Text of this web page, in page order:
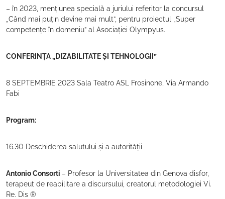
– în 2023, mențiunea specială a juriului referitor la concursul
„Când mai puțin devine mai mult”, pentru proiectul „Super
competențe în domeniu” al Asociației Olympyus.
CONFERINȚA „DIZABILITATE ȘI TEHNOLOGII”
8 SEPTEMBRIE 2023 Sala Teatro ASL Frosinone, Via Armando
Fabi
Program:
16.30 Deschiderea salutului și a autorității
Antonio Consorti – Profesor la Universitatea din Genova disfor,
terapeut de reabilitare a discursului, creatorul metodologiei Vi.
Re. Dis ®